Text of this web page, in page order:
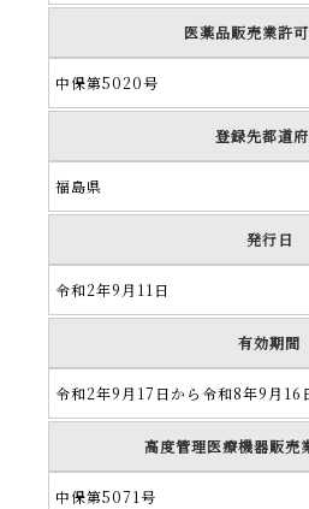
医薬品販売業許
中保第5020号
登録先都道
福島県
発行日
令和2年9月11日
有効期間
令和2年9月17日から令和8年9月16
高度管理医療機器販売
中保第5071号